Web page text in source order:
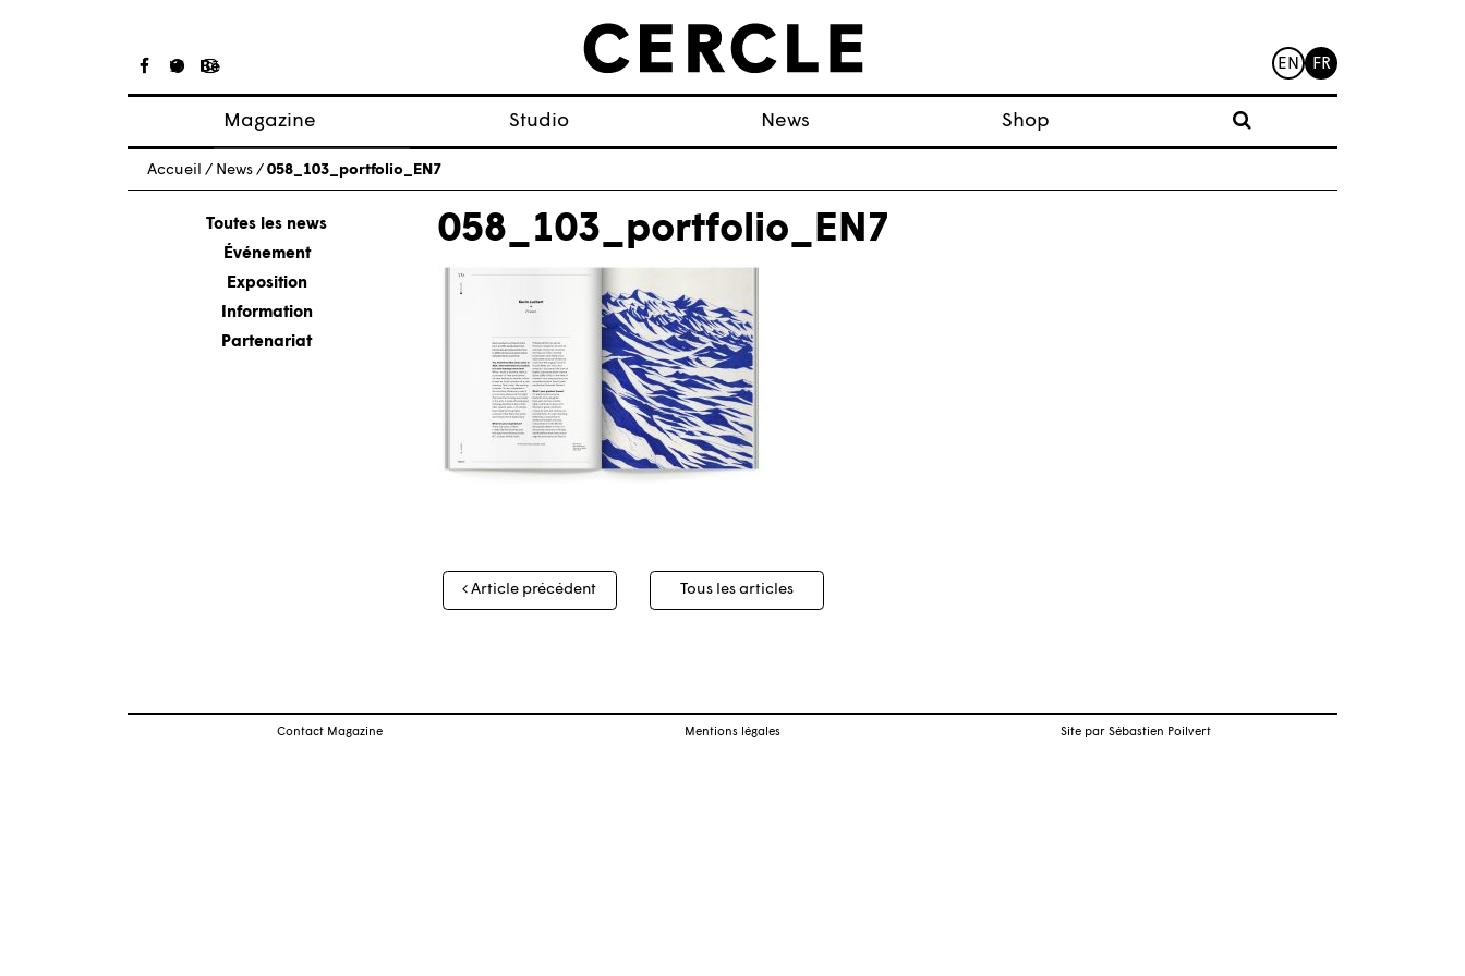
EN FR
Magazine
Articles
À propos
Numéros
Studio News Shop
Accueil / News / 058_103_portfolio_EN7
Toutes les news
Événement
Exposition
Information
Partenariat
058_103_portfolio_EN7
Navigation
des
Article précédent Tous les articles
Contact Magazine Mentions légales Site par Sébastien Poilvert